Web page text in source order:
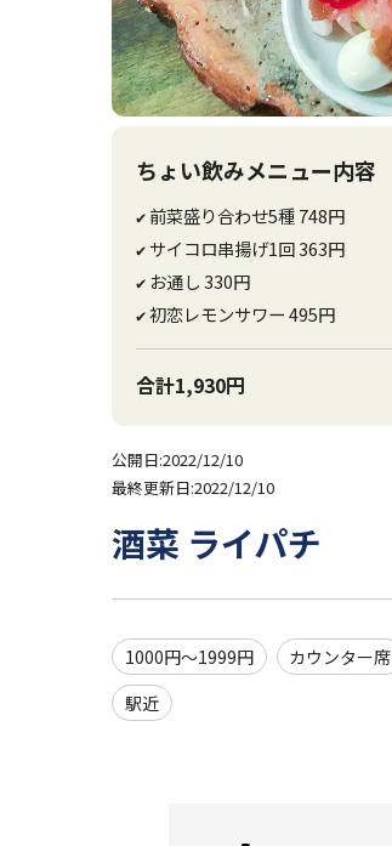
ちょい飲みメニュー内容
✔ 前菜盛り合わせ5種 748円
✔ サイコロ串揚げ1回 363円
✔ お通し 330円
✔初恋レモンサワー 495円
合計1,930円
公開日:2022/12/10
最終更新日:2022/12/10
酒菜 ライパチ
1000円～1999円 カウンター席
駅近